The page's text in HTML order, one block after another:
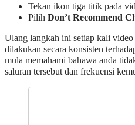
Tekan ikon tiga titik pada
Pilih Don’t Recommend
Ulang langkah ini setiap kali
dilakukan secara konsisten
mula memahami bahawa anda
saluran tersebut dan frekuensi